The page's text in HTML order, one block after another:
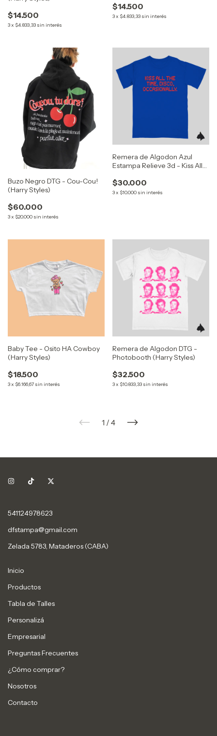
$14.500
3x $4.833,33 sin interés
$14.500
3x $4.833,33 sin interés
Buzo Negro DTG - Cou-Cou!
(Harry Styles)
$60.000
3x $20.000 sin interés
Remera de Algodon Azul
Estampa Relieve 3d - Kiss All
(Harry Styles)
$30.000
3x $10.000 sin interés
Baby Tee - Osito HA Cowboy
(Harry Styles)
$18.500
3x $6.166,67 sin interés
Remera de Algodon DTG -
Photobooth (Harry Styles)
$32.500
3x $10.833,33 sin interés
1 / 4
541124978623
dfstampa@gmail.com
Zelada 5783, Mataderos (CABA)
Inicio
Productos
Tabla de Talles
Personalizá
Empresarial
Preguntas Frecuentes
¿Cómo comprar?
Nosotros
Contacto